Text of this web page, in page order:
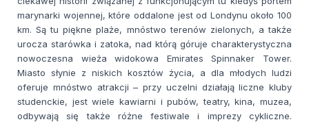
marynarki wojennej, które oddalone jest od Londynu około 100
km. Są tu piękne plaże, mnóstwo terenów zielonych, a także
urocza starówka i zatoka, nad którą góruje charakterystyczna
nowoczesna wieża widokowa Emirates Spinnaker Tower.
Miasto słynie z niskich kosztów życia, a dla młodych ludzi
oferuje mnóstwo atrakcji – przy uczelni działają liczne kluby
studenckie, jest wiele kawiarni i pubów, teatry, kina, muzea,
odbywają się także różne festiwale i imprezy cykliczne.